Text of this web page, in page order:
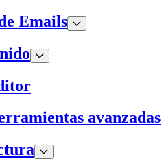
Emails
avanzadas